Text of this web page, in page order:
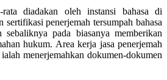
diadakan oleh instansi bahasa di
penerjemah tersumpah bahasa
pada biasanya memberikan
hukum. Area kerja jasa penerjemah
menerjemahkan dokumen-dokumen